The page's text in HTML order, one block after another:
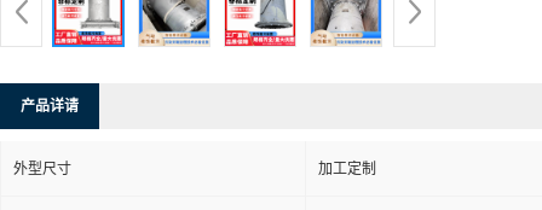
产品详请
外型尺寸 加工定制